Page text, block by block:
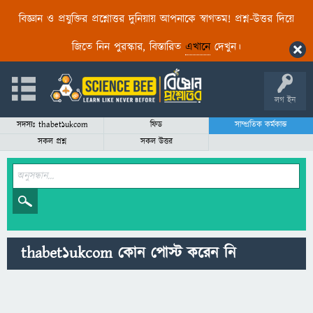
বিজ্ঞান ও প্রযুক্তির প্রশ্নোত্তর দুনিয়ায় আপনাকে স্বাগতম! প্রশ্ন-উত্তর দিয়ে
জিতে নিন পুরস্কার, বিস্তারিত এখানেদেখুন।
লগ ইন
সদস্যঃ thabet1ukcom ফিড
সাম্প্রতিক কর্মকান্ড
সকল প্রশ্ন
সকল উত্তর
thabet1ukcom কোন পোস্ট করেন নি